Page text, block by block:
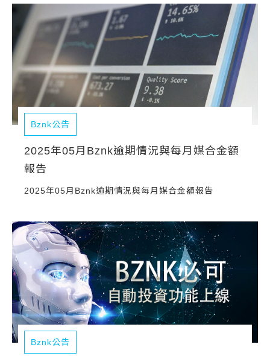
Bznk公告
2025年05月Bznk逾期情況與每月媒合金額
報告
2025年05月Bznk逾期情況與每月媒合金額報告
Bznk公告